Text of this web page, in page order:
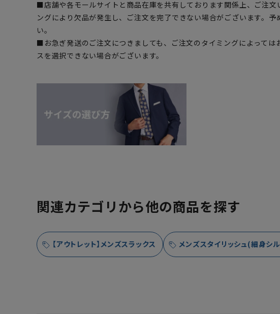
■店舗や各モールサイトと商品在庫を共有しております関係上、ご注文
ングにより欠品が発生し、ご注文を完了できない場合がございます。予
い。
■お急ぎ発送のご注文につきましても、ご注文のタイミングによっては
スを選択できない場合がございます。
関連カテゴリから他の商品を探す
【アウトレット】メンズスラックス メンズスタイリッシュ(細身シ